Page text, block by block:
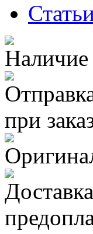
Наличие
при